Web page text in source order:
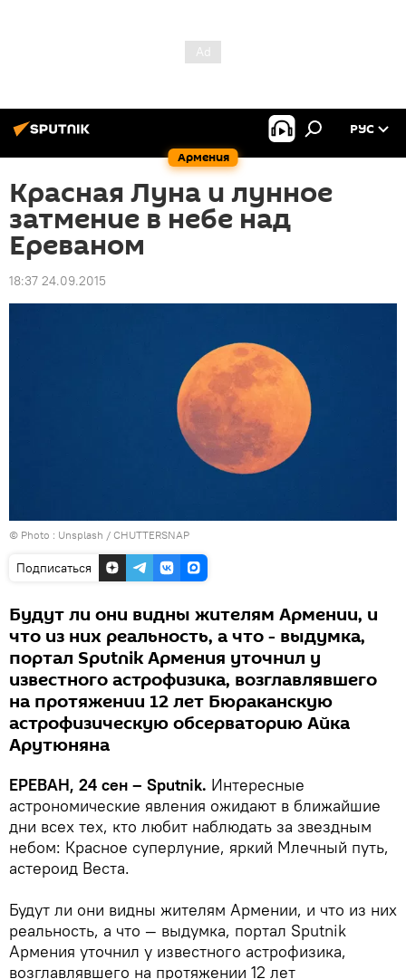
Армения
РУС
Красная Луна и лунное
затмение в небе над
Ереваном
18:37 24.09.2015
© Photo : Unsplash / CHUTTERSNAP
Подписаться
Будут ли они видны жителям Армении, и
что из них реальность, а что - выдумка,
портал Sputnik Армения уточнил у
известного астрофизика, возглавлявшего
на протяжении 12 лет Бюраканскую
астрофизическую обсерваторию Айка
Арутюняна
ЕРЕВАН, 24 сен – Sputnik. Интересные
астрономические явления ожидают в ближайшие
дни всех тех, кто любит наблюдать за звездным
небом: Красное суперлуние, яркий Млечный путь,
астероид Веста.
Будут ли они видны жителям Армении, и что из них
реальность, а что — выдумка, портал Sputnik
Армения уточнил у известного астрофизика,
возглавлявшего на протяжении 12 лет